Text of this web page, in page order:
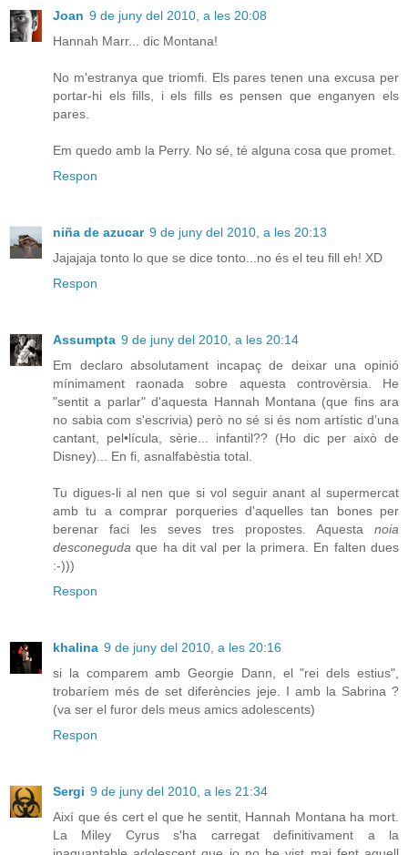
Joan 9 de juny del 2010, a les 20:08
Hannah Marr... dic Montana!
No m'estranya que triomfi. Els pares tenen una excusa per
portar-hi els fills, i els fills es pensen que enganyen els
pares.
Em quedo amb la Perry. No sé, té alguna cosa que promet.
Respon
niña de azucar 9 de juny del 2010, a les 20:13
Jajajaja tonto lo que se dice tonto...no és el teu fill eh! XD
Respon
Assumpta 9 de juny del 2010, a les 20:14
Em declaro absolutament incapaç de deixar una opinió
mínimament raonada sobre aquesta controvèrsia. He
"sentit a parlar" d'aquesta Hannah Montana (que fins ara
no sabia com s'escrivia) però no sé si és nom artístic d’una
cantant, pel•lícula, sèrie... infantil?? (Ho dic per això de
Disney)... En fi, asnalfabèstia total.
Tu digues-li al nen que si vol seguir anant al supermercat
amb tu a comprar porqueries d'aquelles tan bones per
berenar faci les seves tres propostes. Aquesta noia
desconeguda que ha dit val per la primera. En falten dues
:-)))
Respon
khalina 9 de juny del 2010, a les 20:16
si la comparem amb Georgie Dann, el "rei dels estius",
trobaríem més de set diferències jeje. I amb la Sabrina ?
(va ser el furor dels meus amics adolescents)
Respon
Sergi 9 de juny del 2010, a les 21:34
Així que és cert el que he sentit, Hannah Montana ha mort.
La Miley Cyrus s'ha carregat definitivament a la